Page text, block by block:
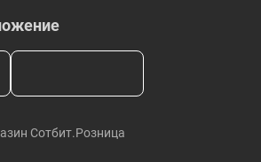
Сотбит.Розница